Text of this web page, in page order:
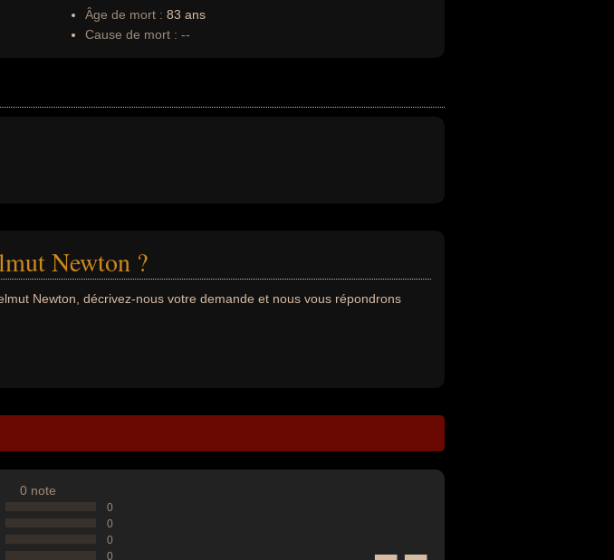
Âge de mort : 83 ans
Cause de mort : --
Newton ?
Newton, décrivez-nous votre demande et nous vous répondrons
0 note
0
0
0
0